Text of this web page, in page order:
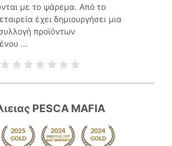
με το ψάρεμα. Από το
έχει δημιουργήσει μια
προϊόντων
...
PESCA MAFIA